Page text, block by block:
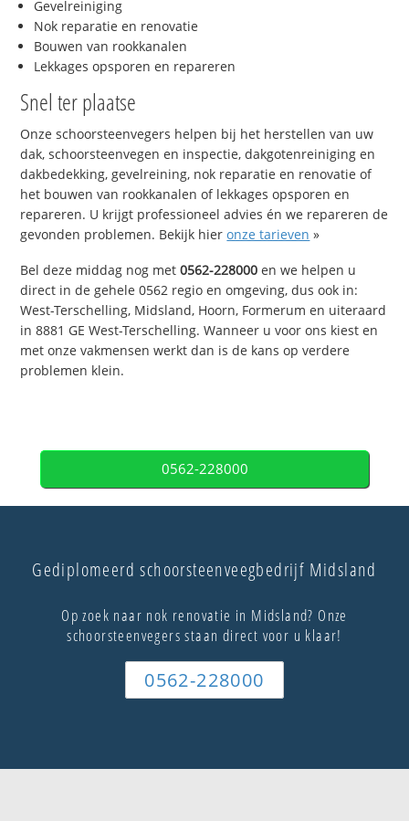
Gevelreiniging
Nok reparatie en renovatie
Bouwen van rookkanalen
Lekkages opsporen en repareren
Snel ter plaatse
Onze schoorsteenvegers helpen bij het herstellen van uw
dak, schoorsteenvegen en inspectie, dakgotenreiniging en
dakbedekking, gevelreining, nok reparatie en renovatie of
het bouwen van rookkanalen of lekkages opsporen en
repareren. U krijgt professioneel advies én we repareren de
gevonden problemen. Bekijk hieronze tarieven »
Bel deze middag nog met0562-228000 en we helpen u
direct in de gehele 0562 regio en omgeving, dus ook in:
West-Terschelling, Midsland, Hoorn, Formerum en uiteraard
in 8881 GE West-Terschelling. Wanneer u voor ons kiest en
met onze vakmensen werkt dan is de kans op verdere
problemen klein.
0562-228000
Gediplomeerd schoorsteenveegbedrijf Midsland
Op zoek naar nok renovatie in Midsland? Onze
schoorsteenvegers staan direct voor u klaar!
0562-228000